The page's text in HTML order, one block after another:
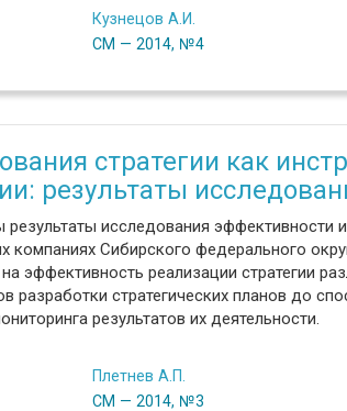
Кузнецов А.И.
СМ — 2014, №4
стратегии как
результаты
исследования эффективности
компаниях Сибирского федерального
эффективность реализации стратегии
разработки стратегических планов до
результатов их деятельности.
Плетнев А.П.
СМ — 2014, №3